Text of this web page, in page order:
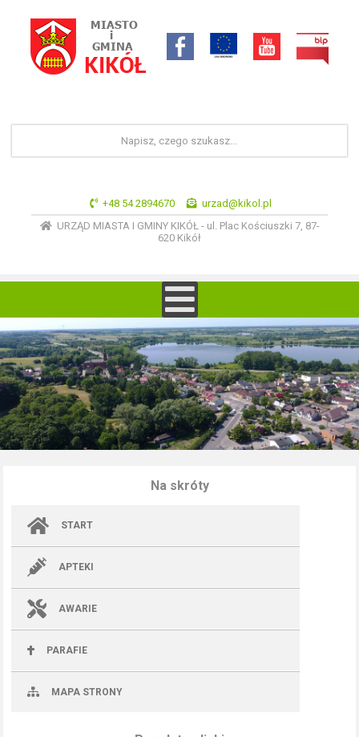
+48 54 2894670
urzad@kikol.pl
URZĄD MIASTA I GMINY KIKÓŁ - ul. Plac Kościuszki 7, 87-
620 Kikół
Na skróty
START
APTEKI
AWARIE
PARAFIE
MAPA STRONY